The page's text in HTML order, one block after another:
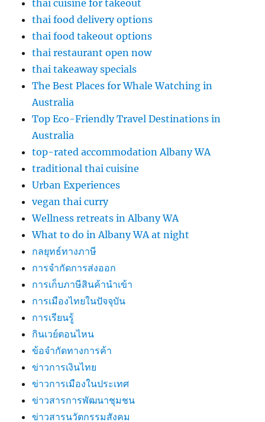
thai cuisine for takeout
thai food delivery options
thai food takeout options
thai restaurant open now
thai takeaway specials
The Best Places for Whale Watching in
Australia
Top Eco-Friendly Travel Destinations in
Australia
top-rated accommodation Albany WA
traditional thai cuisine
Urban Experiences
vegan thai curry
Wellness retreats in Albany WA
What to do in Albany WA at night
กลยุทธ์ทางภาษี
การจำกัดการส่งออก
การเก็บภาษีสินค้านำเข้า
การเมืองไทยในปัจจุบัน
การเรียนรู้
กินเวย์ตอนไหน
ข้อจำกัดทางการค้า
ข่าวการเงินไทย
ข่าวการเมืองในประเทศ
ข่าวสารการพัฒนาชุมชน
ข่าวสารนวัตกรรมสังคม